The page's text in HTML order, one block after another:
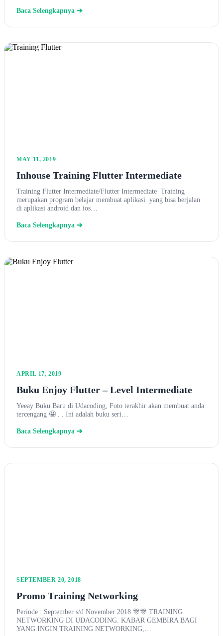
Baca Selengkapnya ➔
MAY 11, 2019
Inhouse Training Flutter Intermediate
Training Flutter Intermediate/Flutter Intermediate Training
merupakan program belajar membuat aplikasi yang bisa berjalan
di aplikasi android dan ios…
Baca Selengkapnya ➔
APRIL 17, 2019
Buku Enjoy Flutter – Level Intermediate
Yeeay Buku Baru di Udacoding, Foto terakhir akan membuat anda
tercengang 🤩 . . Ini adalah buku seri…
Baca Selengkapnya ➔
SEPTEMBER 20, 2018
Promo Training Networking
Periode : September s/d November 2018 🎊🎊 TRAINING
NETWORKING DI UDACODING. KABAR GEMBIRA BAGI
YANG INGIN TRAINING NETWORKING,…